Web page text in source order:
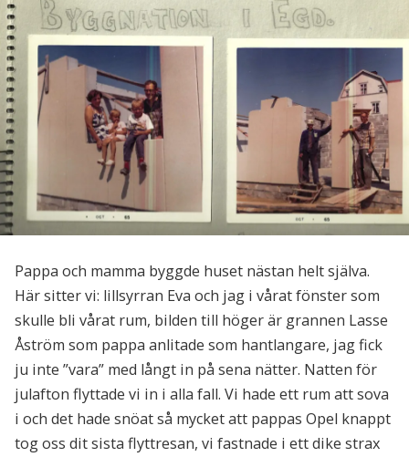
Pappa och mamma byggde huset nästan helt själva.
Här sitter vi: lillsyrran Eva och jag i vårat fönster som
skulle bli vårat rum, bilden till höger är grannen Lasse
Åström som pappa anlitade som hantlangare, jag fick
ju inte ”vara” med långt in på sena nätter. Natten för
julafton flyttade vi in i alla fall. Vi hade ett rum att sova
i och det hade snöat så mycket att pappas Opel knappt
tog oss dit sista flyttresan, vi fastnade i ett dike strax